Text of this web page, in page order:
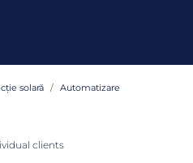
solară
Automatizare
clients